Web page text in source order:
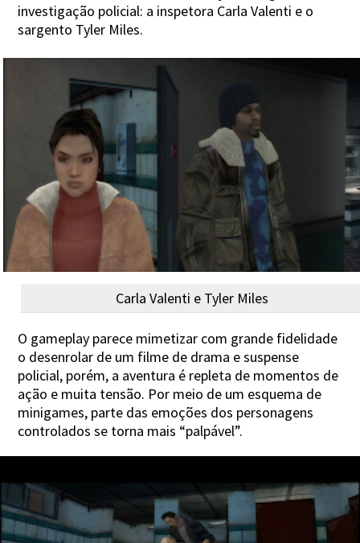
investigação policial: a inspetora Carla Valenti e o
sargento Tyler Miles.
Carla Valenti e Tyler Miles
O gameplay parece mimetizar com grande fidelidade
o desenrolar de um filme de drama e suspense
policial, porém, a aventura é repleta de momentos de
ação e muita tensão. Por meio de um esquema de
minigames, parte das emoções dos personagens
controlados se torna mais “palpável”.